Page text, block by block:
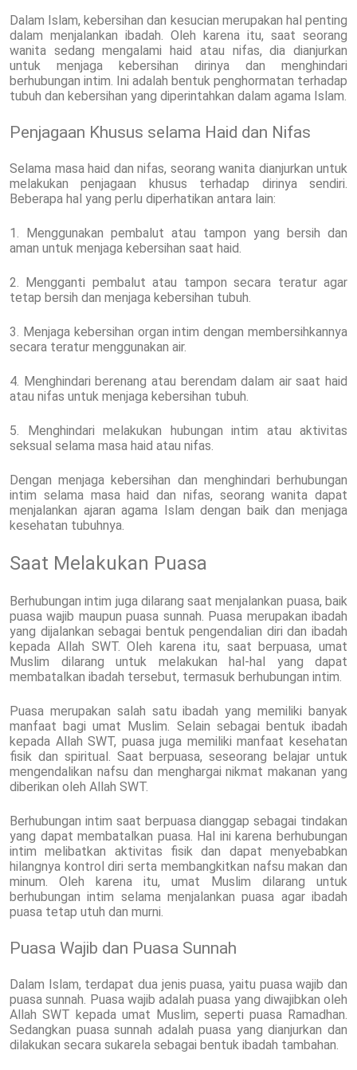
Dalam Islam, kebersihan dan kesucian merupakan hal penting
dalam menjalankan ibadah. Oleh karena itu, saat seorang
wanita sedang mengalami haid atau nifas, dia dianjurkan
untuk menjaga kebersihan dirinya dan menghindari
berhubungan intim. Ini adalah bentuk penghormatan terhadap
tubuh dan kebersihan yang diperintahkan dalam agama Islam.
Penjagaan Khusus selama Haid dan Nifas
Selama masa haid dan nifas, seorang wanita dianjurkan untuk
melakukan penjagaan khusus terhadap dirinya sendiri.
Beberapa hal yang perlu diperhatikan antara lain:
1. Menggunakan pembalut atau tampon yang bersih dan
aman untuk menjaga kebersihan saat haid.
2. Mengganti pembalut atau tampon secara teratur agar
tetap bersih dan menjaga kebersihan tubuh.
3. Menjaga kebersihan organ intim dengan membersihkannya
secara teratur menggunakan air.
4. Menghindari berenang atau berendam dalam air saat haid
atau nifas untuk menjaga kebersihan tubuh.
5. Menghindari melakukan hubungan intim atau aktivitas
seksual selama masa haid atau nifas.
Dengan menjaga kebersihan dan menghindari berhubungan
intim selama masa haid dan nifas, seorang wanita dapat
menjalankan ajaran agama Islam dengan baik dan menjaga
kesehatan tubuhnya.
Saat Melakukan Puasa
Berhubungan intim juga dilarang saat menjalankan puasa, baik
puasa wajib maupun puasa sunnah. Puasa merupakan ibadah
yang dijalankan sebagai bentuk pengendalian diri dan ibadah
kepada Allah SWT. Oleh karena itu, saat berpuasa, umat
Muslim dilarang untuk melakukan hal-hal yang dapat
membatalkan ibadah tersebut, termasuk berhubungan intim.
Puasa merupakan salah satu ibadah yang memiliki banyak
manfaat bagi umat Muslim. Selain sebagai bentuk ibadah
kepada Allah SWT, puasa juga memiliki manfaat kesehatan
fisik dan spiritual. Saat berpuasa, seseorang belajar untuk
mengendalikan nafsu dan menghargai nikmat makanan yang
diberikan oleh Allah SWT.
Berhubungan intim saat berpuasa dianggap sebagai tindakan
yang dapat membatalkan puasa. Hal ini karena berhubungan
intim melibatkan aktivitas fisik dan dapat menyebabkan
hilangnya kontrol diri serta membangkitkan nafsu makan dan
minum. Oleh karena itu, umat Muslim dilarang untuk
berhubungan intim selama menjalankan puasa agar ibadah
puasa tetap utuh dan murni.
Puasa Wajib dan Puasa Sunnah
Dalam Islam, terdapat dua jenis puasa, yaitu puasa wajib dan
puasa sunnah. Puasa wajib adalah puasa yang diwajibkan oleh
Allah SWT kepada umat Muslim, seperti puasa Ramadhan.
Sedangkan puasa sunnah adalah puasa yang dianjurkan dan
dilakukan secara sukarela sebagai bentuk ibadah tambahan.